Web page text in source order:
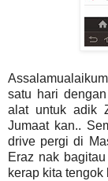
satu hari
alat untuk adik
Jumaat kan..
drive pergi di
Eraz nak
kerap kita tengok